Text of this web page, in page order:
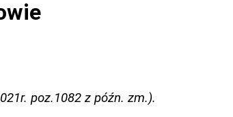
poz.1082 z późn. zm.).